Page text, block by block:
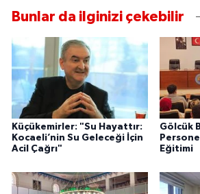
Bunlar da ilginizi çekebilir
Küçükemirler: "Su Hayattır:
Kocaeli’nin Su Geleceği İçin
Acil Çağrı"
Gölcük
Eğitimi